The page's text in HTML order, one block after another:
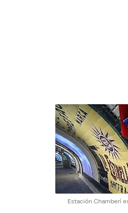
Estación Chamberí